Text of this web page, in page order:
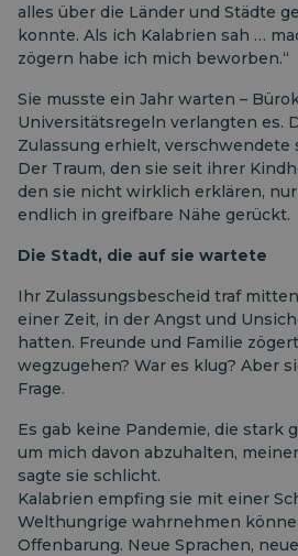
alles über die Länder und Städte
konnte. Als ich Kalabrien sah …
zögern habe ich mich beworben.“
Sie musste ein Jahr warten –
Universitätsregeln verlangten es.
Zulassung erhielt, verschwendete
Der Traum, den sie seit ihrer
den sie nicht wirklich erklären,
endlich in greifbare Nähe gerückt.
Die Stadt, die auf sie wartete
Ihr Zulassungsbescheid traf
einer Zeit, in der Angst und
hatten. Freunde und Familie
wegzugehen? War es klug? Aber
Frage.
Es gab keine Pandemie, die stark
um mich davon abzuhalten,
sagte sie schlicht.
Kalabrien empfing sie mit einer
Welthungrige wahrnehmen
Offenbarung. Neue Sprachen,